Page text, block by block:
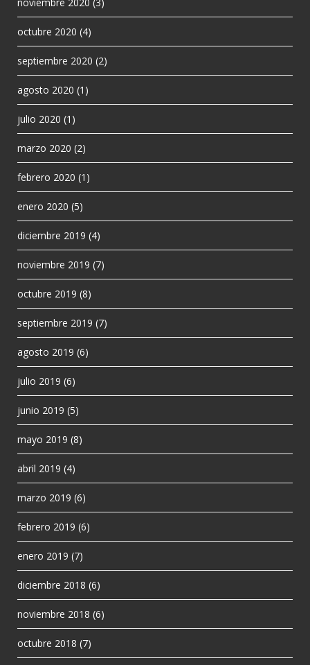
octubre 2020 (4)
septiembre 2020 (2)
agosto 2020 (1)
julio 2020 (1)
marzo 2020 (2)
febrero 2020 (1)
enero 2020 (5)
diciembre 2019 (4)
noviembre 2019 (7)
octubre 2019 (8)
septiembre 2019 (7)
agosto 2019 (6)
julio 2019 (6)
junio 2019 (5)
mayo 2019 (8)
abril 2019 (4)
marzo 2019 (6)
febrero 2019 (6)
enero 2019 (7)
diciembre 2018 (6)
noviembre 2018 (6)
octubre 2018 (7)